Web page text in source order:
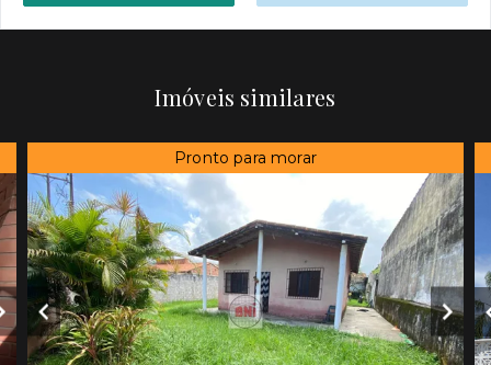
Imóveis similares
Pronto para morar